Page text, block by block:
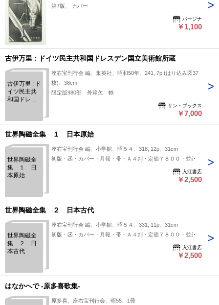
第7版、 カバー
パージナ
￥1,100
古伊万里 : ドイツ民主共和国ドレスデン国立美術館所蔵
古伊万里 : ド
イツ民主共
和国ドレス
座右宝刊行会 編、集英社、昭和50年、241, 7p (はり込み図37
枚)、38cm
限定版980部 外箱欠 帙
サン・ブックス
￥7,000
世界陶磁全集 １ 日本原始
世界陶磁全
集 １ 日
本原始
座右宝刊行会 編、小学館、昭５４、318, 12p、31cm
初版・函・カバー・月報・帯・Ａ４判・定価７８００・並美
入江書店
￥2,500
世界陶磁全集 ２ 日本古代
世界陶磁全
集 ２ 日
本古代
座右宝刊行会 編、小学館、昭５４、331, 11p、31cm
初版・函・カバー・月報・帯・Ａ４判・定価７８００・並美
入江書店
￥2,500
はなかへで -原多喜歌集-
原多喜、座右宝刊行会、昭55、1冊